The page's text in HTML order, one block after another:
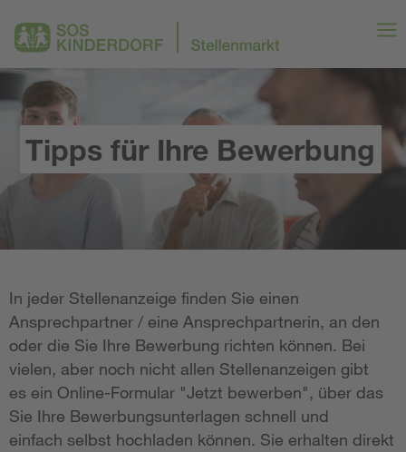
Tipps für Ihre Bewerbung
In jeder Stellenanzeige finden Sie einen
Ansprechpartner / eine Ansprechpartnerin, an den
oder die Sie Ihre Bewerbung richten können. Bei
vielen, aber noch nicht allen Stellenanzeigen gibt
es ein Online-Formular "Jetzt bewerben", über das
Sie Ihre Bewerbungsunterlagen schnell und
einfach selbst hochladen können. Sie erhalten direkt